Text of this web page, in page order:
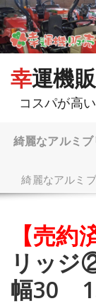
コ
ン
テ
ン
幸運機
コスパが高
綺麗なアル
綺麗なアル
【売約
リッ
幅30